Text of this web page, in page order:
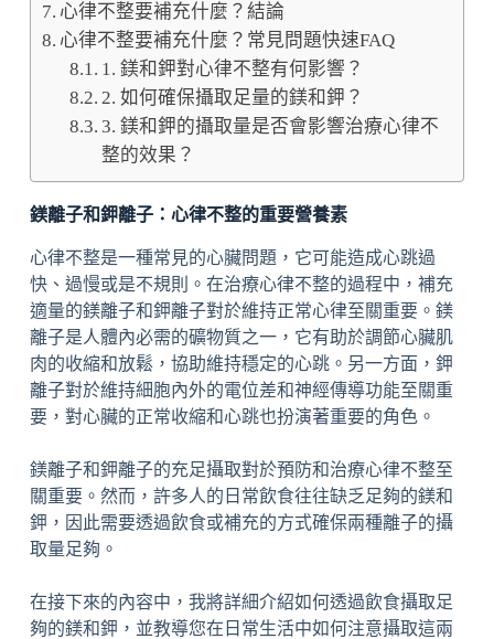
心律不整要補充什麼？結論
心律不整要補充什麼？常見問題快速FAQ
1. 鎂和鉀對心律不整有何影響？
2. 如何確保攝取足量的鎂和鉀？
3. 鎂和鉀的攝取量是否會影響治療心律不
整的效果？
鎂離子和鉀離子：心律不整的重要營養素
心律不整是一種常見的心臟問題，它可能造成心跳過
快、過慢或是不規則。在治療心律不整的過程中，補充
適量的鎂離子和鉀離子對於維持正常心律至關重要。鎂
離子是人體內必需的礦物質之一，它有助於調節心臟肌
肉的收縮和放鬆，協助維持穩定的心跳。另一方面，鉀
離子對於維持細胞內外的電位差和神經傳導功能至關重
要，對心臟的正常收縮和心跳也扮演著重要的角色。
鎂離子和鉀離子的充足攝取對於預防和治療心律不整至
關重要。然而，許多人的日常飲食往往缺乏足夠的鎂和
鉀，因此需要透過飲食或補充的方式確保兩種離子的攝
取量足夠。
在接下來的內容中，我將詳細介紹如何透過飲食攝取足
夠的鎂和鉀，並教導您在日常生活中如何注意攝取這兩